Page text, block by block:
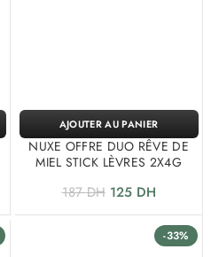
NUXE OFFRE DUO RÊVE DE
MIEL STICK LÈVRES 2X4G
187DH 125 DH
AJOUTER AU PANIER
-33%